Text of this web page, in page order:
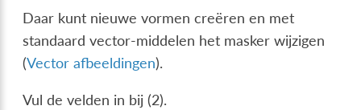
Daar kunt nieuwe vormen creëren en met
standaard vector-middelen het masker wijzigen
(Vector afbeeldingen).
Vul de velden in bij (2).